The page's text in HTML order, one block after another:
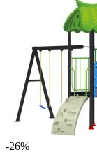
-26%